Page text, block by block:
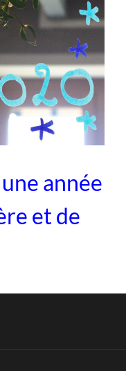
année
et de